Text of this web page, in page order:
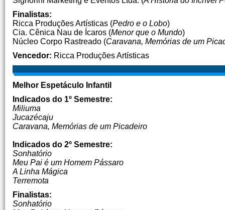
Finalistas:
Ricca Produções Artísticas (Pedro e o Lobo)
Cia. Cênica Nau de Ícaros (Menor que o Mundo)
Núcleo Corpo Rastreado (Caravana, Memórias de um
Vencedor: Ricca Produções Artísticas
Melhor Espetáculo Infantil
Indicados do 1º Semestre:
Miliuma
Jucazécaju
Caravana, Memórias de um Picadeiro
Indicados do 2º Semestre:
Sonhatório
Meu Pai é um Homem Pássaro
A Linha Mágica
Terremota
Finalistas:
Sonhatório